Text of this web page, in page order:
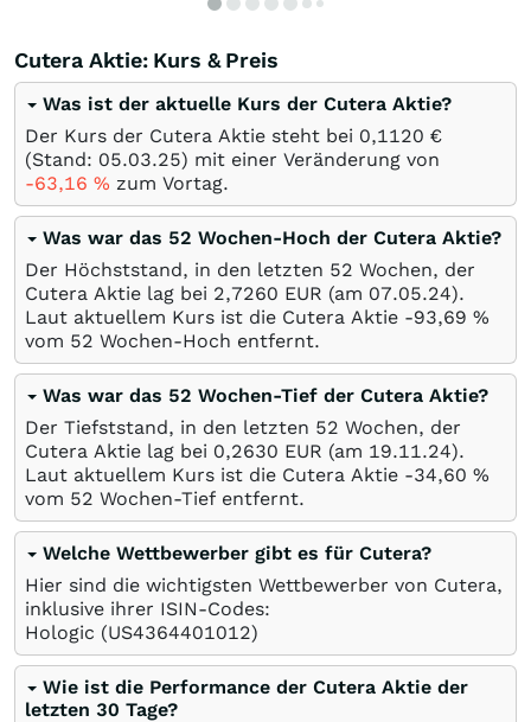
Cutera Aktie: Kurs & Preis
Was ist der aktuelle Kurs der Cutera Aktie?
Der Kurs der Cutera Aktie steht bei 0,1120 €
(Stand: 05.03.25) mit einer Veränderung von
-63,16 % zum Vortag.
Was war das 52 Wochen-Hoch der Cutera Aktie?
Der Höchststand, in den letzten 52 Wochen, der
Cutera Aktie lag bei 2,7260 EUR (am 07.05.24).
Laut aktuellem Kurs ist die Cutera Aktie -93,69 %
vom 52 Wochen-Hoch entfernt.
Was war das 52 Wochen-Tief der Cutera Aktie?
Der Tiefststand, in den letzten 52 Wochen, der
Cutera Aktie lag bei 0,2630 EUR (am 19.11.24).
Laut aktuellem Kurs ist die Cutera Aktie -34,60 %
vom 52 Wochen-Tief entfernt.
Welche Wettbewerber gibt es für Cutera?
Hier sind die wichtigsten Wettbewerber von Cutera,
inklusive ihrer ISIN-Codes:
Hologic (US4364401012)
Wie ist die Performance der Cutera Aktie der
letzten 30 Tage?